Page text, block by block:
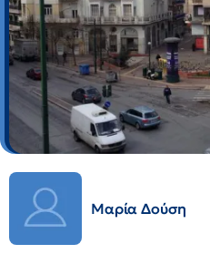
Μαρία Δούση